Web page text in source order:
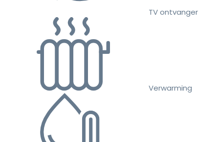
TV ontvanger
Verwarming